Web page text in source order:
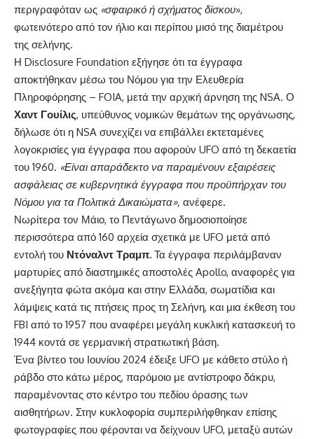
περιγραφόταν ως «σφαιρικό ή σχήματος δίσκου»,
φωτεινότερο από τον ήλιο και περίπου μισό της διαμέτρου
της σελήνης.
Η Disclosure Foundation εξήγησε ότι τα έγγραφα
αποκτήθηκαν μέσω του Νόμου για την Ελευθερία
Πληροφόρησης – FOIA, μετά την αρχική άρνηση της NSA. Ο
Χαντ Γουίλις, υπεύθυνος νομικών θεμάτων της οργάνωσης,
δήλωσε ότι η NSA συνεχίζει να επιβάλλει εκτεταμένες
λογοκρισίες για έγγραφα που αφορούν UFO από τη δεκαετία
του 1960. «Είναι απαράδεκτο να παραμένουν εξαιρέσεις
ασφάλειας σε κυβερνητικά έγγραφα που προϋπήρχαν του
Νόμου για τα Πολιτικά Δικαιώματα», ανέφερε.
Νωρίτερα τον Μάιο, το Πεντάγωνο δημοσιοποίησε
περισσότερα από 160 αρχεία σχετικά με UFO μετά από
εντολή του Ντόναλντ Τραμπ. Τα έγγραφα περιλάμβαναν
μαρτυρίες από διαστημικές αποστολές Apollo, αναφορές για
ανεξήγητα φώτα ακόμα και στην Ελλάδα, σωματίδια και
λάμψεις κατά τις πτήσεις προς τη Σελήνη, και μια έκθεση του
FBI από το 1957 που αναφέρει μεγάλη κυκλική κατασκευή το
1944 κοντά σε γερμανική στρατιωτική βάση.
Ένα βίντεο του Ιουνίου 2024 έδειξε UFO με κάθετο στύλο ή
ράβδο στο κάτω μέρος, παρόμοιο με αντίστροφο δάκρυ,
παραμένοντας στο κέντρο του πεδίου όρασης των
αισθητήρων. Στην κυκλοφορία συμπεριλήφθηκαν επίσης
φωτογραφίες που φέρονται να δείχνουν UFO, μεταξύ αυτών